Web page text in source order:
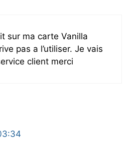
sur ma carte Vanilla
pas a l’utiliser. Je vais
client merci